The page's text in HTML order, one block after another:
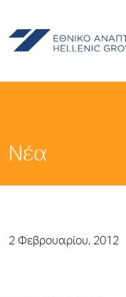
Νέα
2 Φεβρουαρίου, 2012